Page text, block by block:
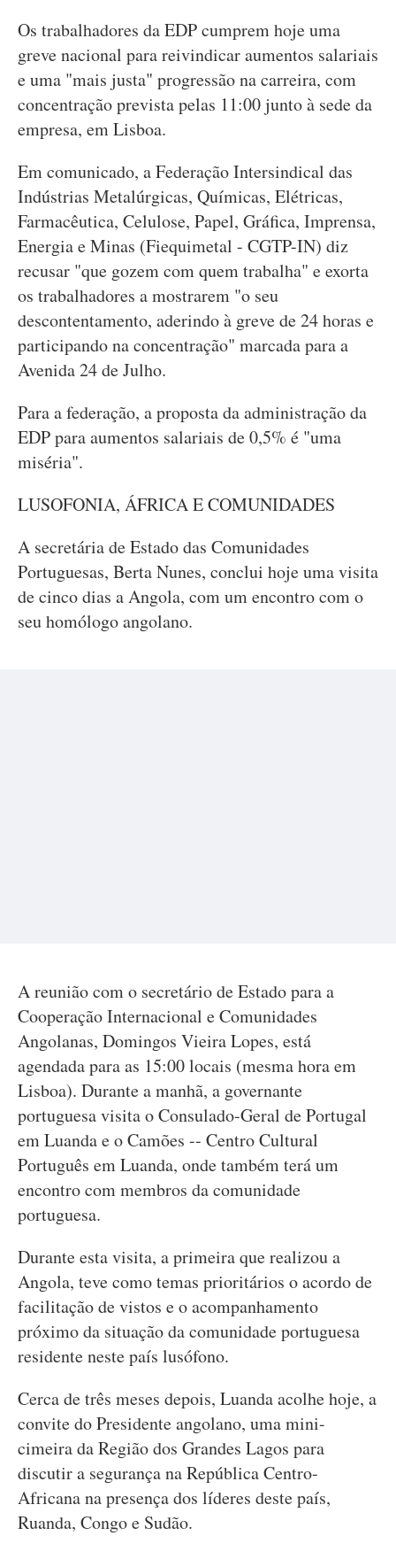
Os trabalhadores da EDP cumprem hoje uma
greve nacional para reivindicar aumentos salariais
e uma "mais justa" progressão na carreira, com
concentração prevista pelas 11:00 junto à sede da
empresa, em Lisboa.
Em comunicado, a Federação Intersindical das
Indústrias Metalúrgicas, Químicas, Elétricas,
Farmacêutica, Celulose, Papel, Gráfica, Imprensa,
Energia e Minas (Fiequimetal - CGTP-IN) diz
recusar "que gozem com quem trabalha" e exorta
os trabalhadores a mostrarem "o seu
descontentamento, aderindo à greve de 24 horas e
participando na concentração" marcada para a
Avenida 24 de Julho.
Para a federação, a proposta da administração da
EDP para aumentos salariais de 0,5% é "uma
miséria".
LUSOFONIA, ÁFRICA E COMUNIDADES
A secretária de Estado das Comunidades
Portuguesas, Berta Nunes, conclui hoje uma visita
de cinco dias a Angola, com um encontro com o
seu homólogo angolano.
A reunião com o secretário de Estado para a
Cooperação Internacional e Comunidades
Angolanas, Domingos Vieira Lopes, está
agendada para as 15:00 locais (mesma hora em
Lisboa). Durante a manhã, a governante
portuguesa visita o Consulado-Geral de Portugal
em Luanda e o Camões -- Centro Cultural
Português em Luanda, onde também terá um
encontro com membros da comunidade
portuguesa.
Durante esta visita, a primeira que realizou a
Angola, teve como temas prioritários o acordo de
facilitação de vistos e o acompanhamento
próximo da situação da comunidade portuguesa
residente neste país lusófono.
Cerca de três meses depois, Luanda acolhe hoje, a
convite do Presidente angolano, uma mini-
cimeira da Região dos Grandes Lagos para
discutir a segurança na República Centro-
Africana na presença dos líderes deste país,
Ruanda, Congo e Sudão.